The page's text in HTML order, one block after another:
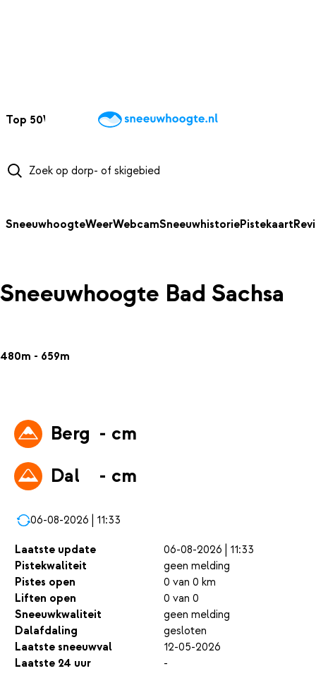
Top 50Webcams WintersportweerKaarten
SneeuwhoogteWeerWebcamSneeuwhistoriePistekaart
Sneeuwhoogte Bad Sachsa
480m - 659m
Berg - cm
Dal
- cm
06-08-2026 | 11:33
Laatste update
06-08-2026 | 11:33
Pistekwaliteit
geen melding
Pistes open
0 van 0 km
Liften open
0 van 0
Sneeuwkwaliteit
geen melding
Dalafdaling
gesloten
Laatste sneeuwval
12-05-2026
Laatste 24 uur
-